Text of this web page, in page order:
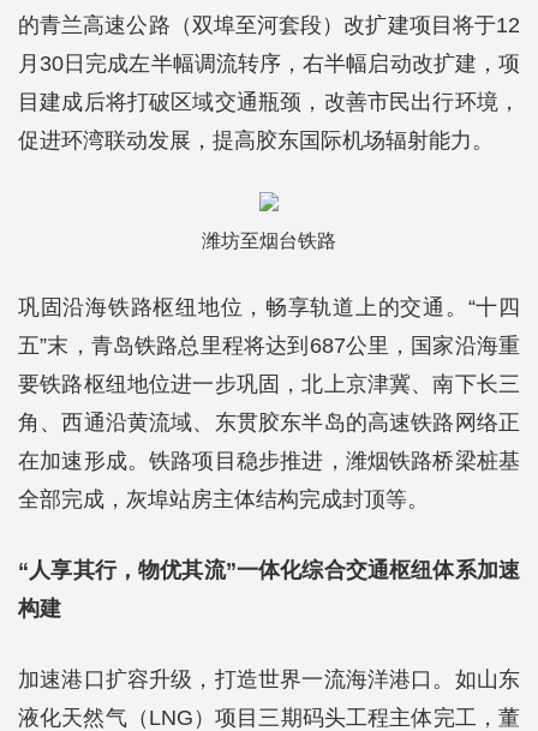
的青兰高速公路（双埠至河套段）改扩建项目将于12
月30日完成左半幅调流转序，右半幅启动改扩建，项
目建成后将打破区域交通瓶颈，改善市民出行环境，
促进环湾联动发展，提高胶东国际机场辐射能力。
潍坊至烟台铁路
巩固沿海铁路枢纽地位，畅享轨道上的交通。“十四
五”末，青岛铁路总里程将达到687公里，国家沿海重
要铁路枢纽地位进一步巩固，北上京津冀、南下长三
角、西通沿黄流域、东贯胶东半岛的高速铁路网络正
在加速形成。铁路项目稳步推进，潍烟铁路桥梁桩基
全部完成，灰埠站房主体结构完成封顶等。
“人享其行，物优其流”一体化综合交通枢纽体系加速
构建
加速港口扩容升级，打造世界一流海洋港口。如山东
液化天然气（LNG）项目三期码头工程主体完工，董